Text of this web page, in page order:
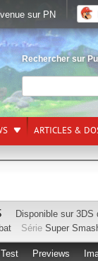
Rechercher sur
ARTICLES &
Disponible sur 3DS
Série Super
Test Previews
sur PN